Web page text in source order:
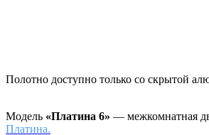
Полотно доступно только со скрытой
Модель «Платина 6» — межкомнатная
Платина.